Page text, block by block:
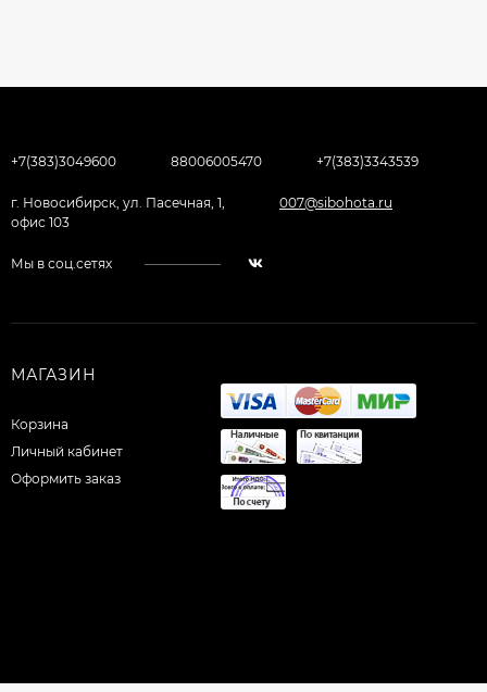
+7(383)3049600 88006005470 +7(383)3343539
г. Новосибирск, ул. Пасечная, 1,
офис 103
007@sibohota.ru
Мы в соц.сетях
МАГАЗИН
Корзина
Личный кабинет
Оформить заказ